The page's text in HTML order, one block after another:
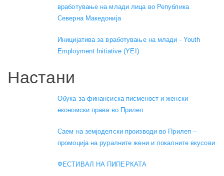
вработување на млади лица во Република
Северна Македонија
Иницијатива за вработување на млади - Youth
Employment Initiative (YEI)
Настани
Обука за финансиска писменост и женски
економски права во Прилеп
Саем на земјоделски производи во Прилеп –
промоција на руралните жени и локалните вкусови
ФЕСТИВАЛ НА ПИПЕРКАТА